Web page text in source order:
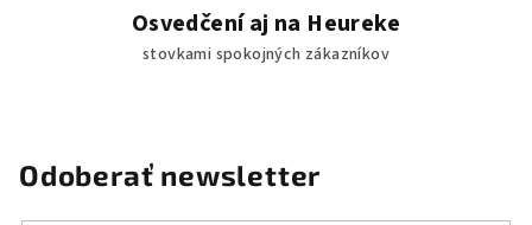
Osvedčení aj na Heureke
stovkami spokojných zákazníkov
Odoberať newsletter